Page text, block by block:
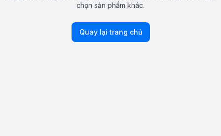
chọn sản phẩm khác.
Quay lại trang chủ